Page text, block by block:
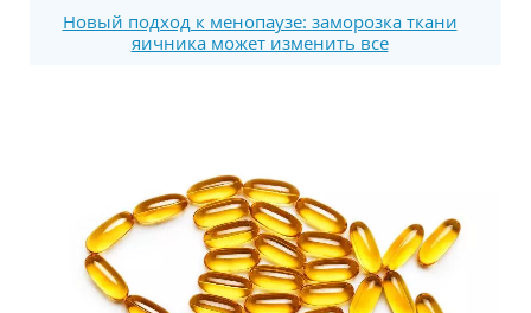
Новый подход к менопаузе: заморозка ткани
яичника может изменить все